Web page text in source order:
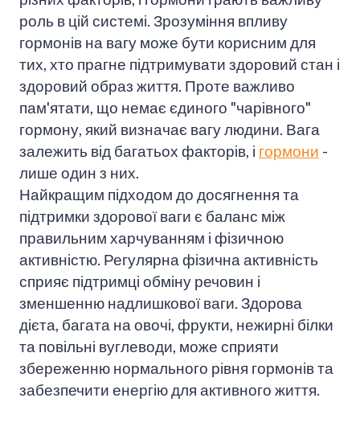
роль в цій системі. Зрозуміння впливу
гормонів на вагу може бути корисним для
тих, хто прагне підтримувати здоровий стан і
здоровий образ життя. Проте важливо
пам'ятати, що немає єдиного "чарівного"
гормону, який визначає вагу людини. Вага
залежить від багатьох факторів, і гормони -
лише один з них.
Найкращим підходом до досягнення та
підтримки здорової ваги є баланс між
правильним харчуванням і фізичною
активністю. Регулярна фізична активність
сприяє підтримці обміну речовин і
зменшенню надлишкової ваги. Здорова
дієта, багата на овочі, фрукти, нежирні білки
та повільні вуглеводи, може сприяти
збереженню нормального рівня гормонів та
забезпечити енергію для активного життя.